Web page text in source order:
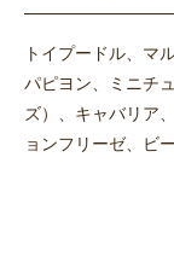
トイプードル、マ
パピヨン、ミニチ
ズ）、キャバリア
ョンフリーゼ、ビ